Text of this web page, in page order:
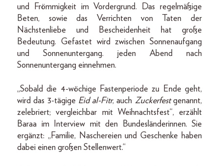
und Frömmigkeit im Vordergrund. Das regelmäßige
Beten, sowie das Verrichten von Taten der
Nächstenliebe und Bescheidenheit hat große
Bedeutung. Gefastet wird zwischen Sonnenaufgang
und Sonnenuntergang. jeden Abend nach
Sonnenuntergang einnehmen.
„Sobald die 4-wöchige Fastenperiode zu Ende geht,
wird das 3-tägige Eid al-Fitr, auch Zuckerfestgenannt,
zelebriert; vergleichbar mit Weihnachtsfest“, erzählt
Baraa im Interview mit den Bundesländerinnen. Sie
ergänzt: „Familie, Naschereien und Geschenke haben
dabei einen großen Stellenwert.“